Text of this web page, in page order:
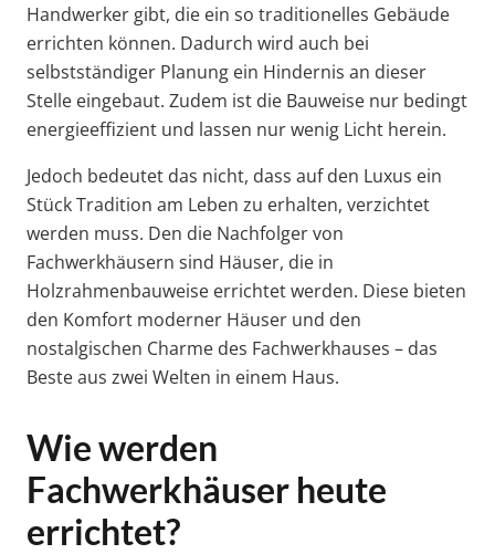
Handwerker gibt, die ein so traditionelles Gebäude
errichten können. Dadurch wird auch bei
selbstständiger Planung ein Hindernis an dieser
Stelle eingebaut. Zudem ist die Bauweise nur bedingt
energieeffizient und lassen nur wenig Licht herein.
Jedoch bedeutet das nicht, dass auf den Luxus ein
Stück Tradition am Leben zu erhalten, verzichtet
werden muss. Den die Nachfolger von
Fachwerkhäusern sind Häuser, die in
Holzrahmenbauweise errichtet werden. Diese bieten
den Komfort moderner Häuser und den
nostalgischen Charme des Fachwerkhauses – das
Beste aus zwei Welten in einem Haus.
Wie werden
Fachwerkhäuser heute
errichtet?